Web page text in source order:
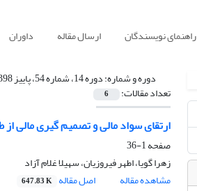
راهنمای نویسندگان ارسال مقاله داوران
دوره و شماره:دوره 14، شماره 54، پاییز 1398، صفحه 1-218
تعداد مقالات: 6
ارتقای سواد مالی و تصمیم گیری مالی
صفحه1-36
زهرا گویا، اطهر فیروزیان، سهیلا غلام آزاد
مشاهده مقاله
اصل مقاله 647.83 K